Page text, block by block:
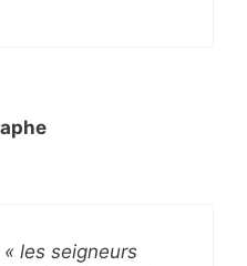
« les seigneurs